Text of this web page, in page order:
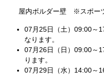
屋内ボルダー壁 ※スポーツ
07月25日（土）09:00
なります。
07月26日（日）09:00～
ります。
07月29日（水）14:00～